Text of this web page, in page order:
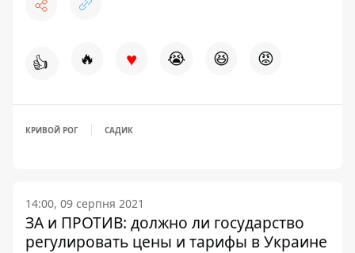
👍 🔥 ♥ 😭 😆 😡
КРИВОЙ РОГ САДИК
14:00, 09 серпня 2021
ЗА и ПРОТИВ: должно ли государство
регулировать цены и тарифы в Украине